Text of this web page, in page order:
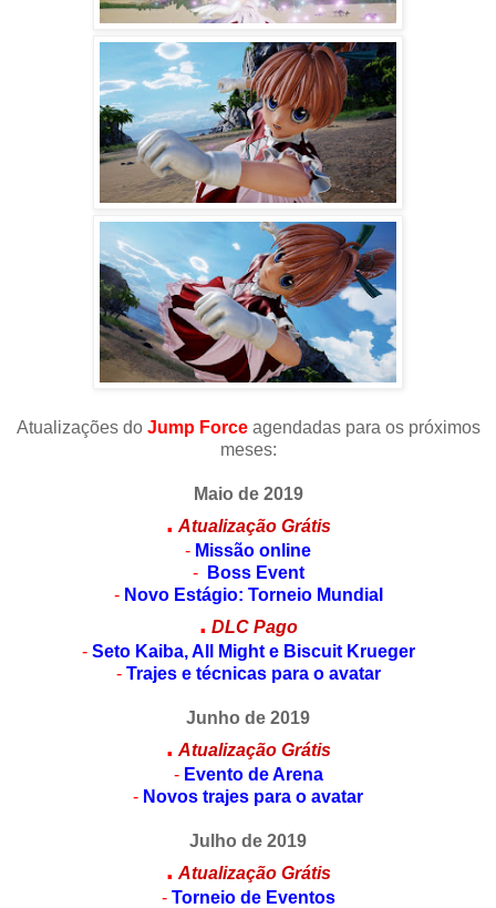
Atualizações do Jump Forceagendadas para os próximos
meses:
Maio de 2019
. Atualização Grátis
- Missão online
-
Boss Event
- Novo Estágio: Torneio Mundial
. DLC Pago
- Seto Kaiba, All Might e Biscuit Krueger
- Trajes e técnicas para o avatar
Junho de 2019
. Atualização Grátis
- Evento de Arena
- Novos trajes para o avatar
Julho de 2019
. Atualização Grátis
- Torneio de Eventos